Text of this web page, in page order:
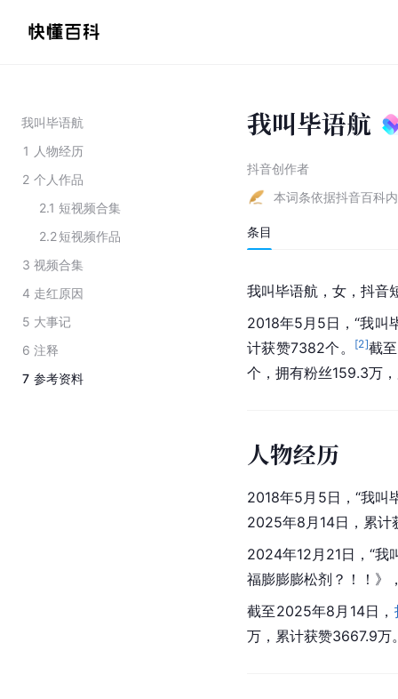
我叫毕语航
1 人物经历
2 个人作品
2.1 短视频合集
2.2短视频作品
3 视频合集
4 走红原因
5 大事记
6 注释
7 参考资料
我叫毕语航
抖音创作者
本词条依据抖音百科
条目
我叫毕语航，女，抖音
2018年5月5日，“我叫
计获赞7382个。
[2]截
个，拥有粉丝159.3万
人物经历
2018年5月5日，“我叫
2025年8月14日，累计
2024年12月21日，“我
福膨膨膨松剂？！！》
截至2025年8月14日，
万，累计获赞3667.9万